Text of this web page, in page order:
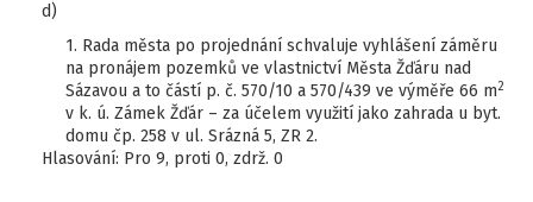
d)
1. Rada města po projednání schvaluje vyhlášení záměru
na pronájem pozemků ve vlastnictví Města Žďáru nad
Sázavou a to částí p. č. 570/10 a 570/439 ve výměře 66 m2
v k. ú. Zámek Žďár – za účelem využití jako zahrada u byt.
domu čp. 258 v ul. Srázná 5, ZR 2.
Hlasování: Pro 9, proti 0, zdrž. 0